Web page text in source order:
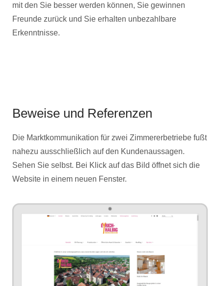
mit den Sie besser werden können, Sie gewinnen
Freunde zurück und Sie erhalten unbezahlbare
Erkenntnisse.
Beweise und Referenzen
Die Marktkommunikation für zwei Zimmererbetriebe fußt
nahezu ausschließlich auf den Kundenaussagen.
Sehen Sie selbst. Bei Klick auf das Bild öffnet sich die
Website in einem neuen Fenster.